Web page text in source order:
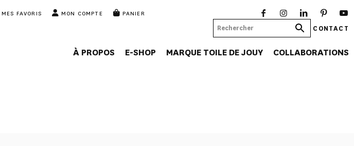
MES FAVORIS MON COMPTE PANIER
CONTACT
À PROPOS E-SHOP MARQUE TOILE DE JOUY COLLABORATIONS